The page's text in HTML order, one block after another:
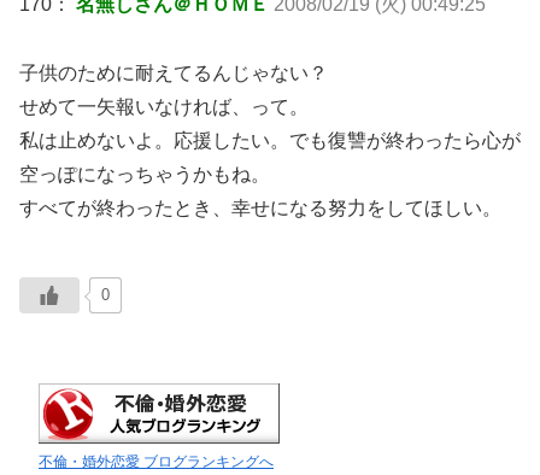
170： 名無しさん＠ＨＯＭＥ 2008/02/19 (火) 00:49:25
子供のために耐えてるんじゃない？
せめて一矢報いなければ、って。
私は止めないよ。応援したい。でも復讐が終わったら心が
空っぽになっちゃうかもね。
すべてが終わったとき、幸せになる努力をしてほしい。
0
不倫・婚外恋愛 ブログランキングへ